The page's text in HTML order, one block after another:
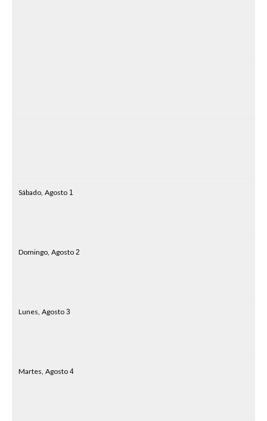
Sábado, Agosto 1
Domingo, Agosto 2
Lunes, Agosto 3
Martes, Agosto 4